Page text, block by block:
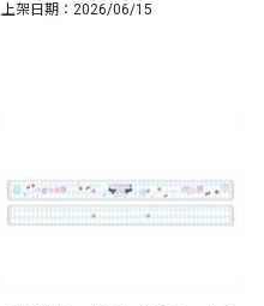
上架日期：2026/06/15